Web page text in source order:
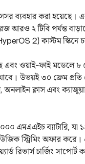
ব্যবহার করা হয়েছে।
আরও ২ টিবি পর্যন্ত
2) কাস্টম স্কিনে
এবং ওয়াই-ফাই মডেলে ৮
যাবে। উভয়ই ৩০ ফ্রেম
অনলাইন ক্লাস এবং
এমএএইচ ব্যাটারি, যা
স্ট্রিমিং অফার করে।
রিভার্স চার্জিং সাপোর্ট